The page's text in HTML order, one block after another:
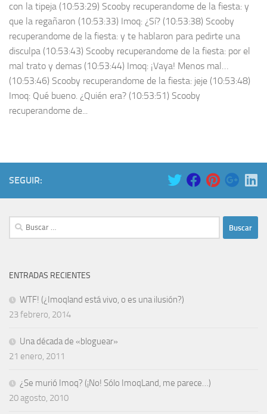
con la tipeja (10:53:29) Scooby recuperandome de la fiesta: y
que la regañaron (10:53:33) Imoq: ¿Sí? (10:53:38) Scooby
recuperandome de la fiesta: y te hablaron para pedirte una
disculpa (10:53:43) Scooby recuperandome de la fiesta: por el
mal trato y demas (10:53:44) Imoq: ¡Vaya! Menos mal…
(10:53:46) Scooby recuperandome de la fiesta: jeje (10:53:48)
Imoq: Qué bueno. ¿Quién era? (10:53:51) Scooby
recuperandome de...
SEGUIR:
Buscar:
ENTRADAS RECIENTES
WTF! (¿Imoqland está vivo, o es una ilusión?)
23 febrero, 2014
Una década de «bloguear»
21 enero, 2011
¿Se murió Imoq? (¡No! Sólo ImoqLand, me parece…)
20 agosto, 2010